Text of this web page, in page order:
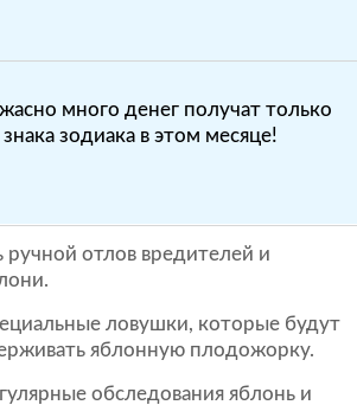
много денег получат только
знака зодиака в этом месяце!
ручной отлов вредителей и
ловушки, которые будут
яблонную плодожорку.
обследования яблонь и